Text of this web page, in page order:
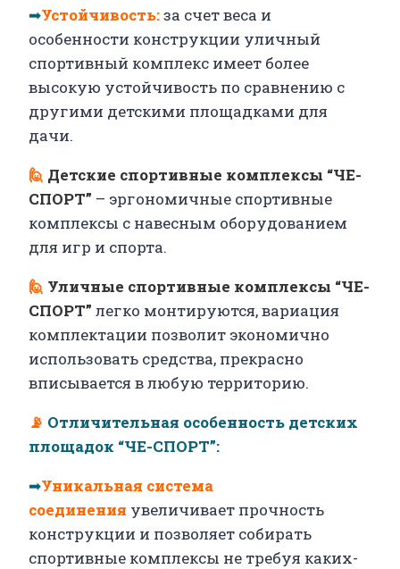
➡Устойчивость:за счет веса и
особенности конструкции уличный
спортивный комплекс имеет более
высокую устойчивость по сравнению с
другими детскими площадками для
дачи.
🙋 Детские спортивные комплексы “ЧЕ-
СПОРТ” – эргономичные спортивные
комплексы с навесным оборудованием
для игр и спорта.
🙋 Уличные спортивные комплексы “ЧЕ-
СПОРТ” легко монтируются, вариация
комплектации позволит экономично
использовать средства, прекрасно
вписывается в любую территорию.
📡 Отличительная особенность детских
площадок “ЧЕ-СПОРТ”:
➡Уникальная система
соединения увеличивает прочность
конструкции и позволяет собирать
спортивные комплексы не требуя каких-